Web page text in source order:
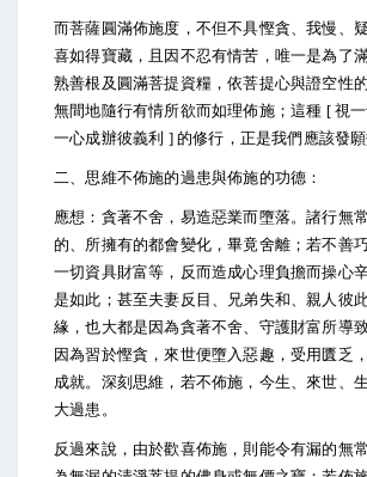
而菩薩圓滿佈施度，不但不具慳貪、我慢、
喜如得寶藏，且因不忍有情苦，唯一是為了
熟善根及圓滿菩提資糧，依菩提心與證空性
無間地隨行有情所欲而如理佈施；這種 [ 視
一心成辦彼義利 ] 的修行，正是我們應該發願
二、思維不佈施的過患與佈施的功德：
應想：貪著不舍，易造惡業而墮落。諸行無
的、所擁有的都會變化，畢竟舍離；若不善
一切資具財富等，反而造成心理負擔而操心
是如此；甚至夫妻反目、兄弟失和、親人彼
緣，也大都是因為貪著不舍、守護財富所導
因為習於慳貪，來世便墮入惡趣，受用匱乏
成就。深刻思維，若不佈施，今生、來世、
大過患。
反過來說，由於歡喜佈施，則能令有漏的無